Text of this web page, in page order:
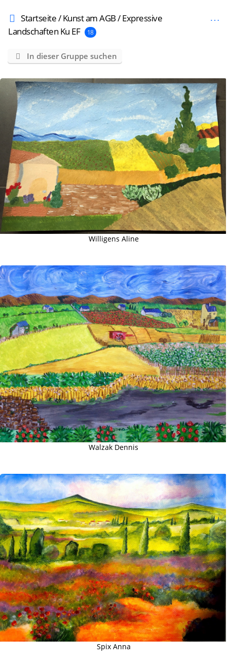
Startseite/Kunst am AGB/Expressive
Landschaften Ku EF
18
In dieser Gruppe suchen
Willigens Aline
Walzak Dennis
Spix Anna